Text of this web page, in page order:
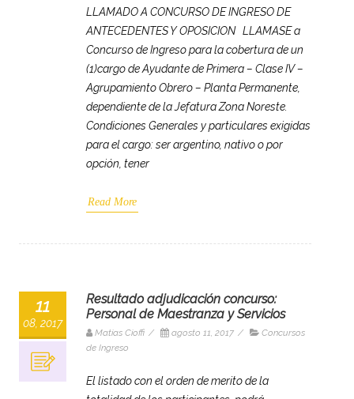
LLAMADO A CONCURSO DE INGRESO DE
ANTECEDENTES Y OPOSICION LLAMASE a
Concurso de Ingreso para la cobertura de un
(1)cargo de Ayudante de Primera – Clase IV –
Agrupamiento Obrero – Planta Permanente,
dependiente de la Jefatura Zona Noreste.
Condiciones Generales y particulares exigidas
para el cargo: ser argentino, nativo o por
opción, tener
Read More
11
08, 2017
Resultado adjudicación concurso:
Personal de Maestranza y Servicios
Matias Cioffi / agosto 11, 2017 /
Concursos
de Ingreso
El listado con el orden de merito de la